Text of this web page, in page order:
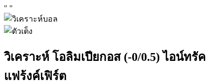
" "
วิเคราะห์ โอลิมเปียกอส (-0/0.5) ไอน์ทรัค
แฟร้งค์เฟิร์ต